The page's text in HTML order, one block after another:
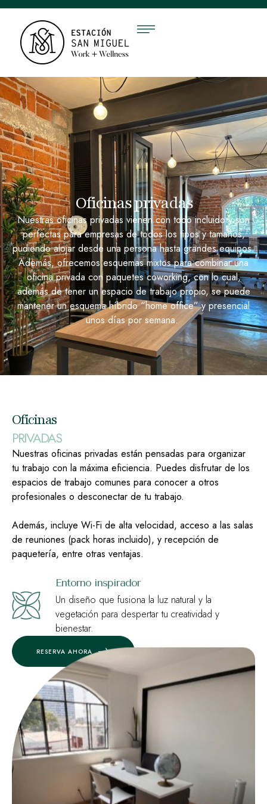
Oficinas privadas
Nuestras oficinas privadas vienen con todo incluido y son
perfectas para empresas de todos los tipos y tamaños,
pudiendo alojar desde una persona hasta grandes equipos.
Además, ofrecemos esquemas mixtos para combinar una
oficina privada con paquetes coworking, con lo cual,
además de tener un espacio de trabajo propio, se puede
mantener un esquema híbrido “home office” y presencial
unos días por semana.
Oficinas
PRIVADAS
Nuestras oficinas privadas están pensadas para organizar
tu trabajo con la máxima eficiencia. Puedes disfrutar de los
espacios de trabajo comunes para conocer a otros
profesionales o desconectar de tu trabajo.
Además, incluye Wi-Fi de alta velocidad, acceso a las salas
de reuniones (pack horas incluido), y recepción de
paquetería, entre otras ventajas.
Entorno inspirador
Un diseño que fusiona la luz natural y la
vegetación para despertar tu creatividad y
bienestar.
RESERVA AHORA